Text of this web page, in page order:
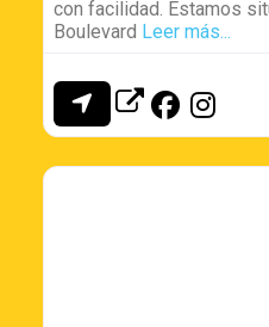
con facilidad. Estamos
Boulevard Leer más...